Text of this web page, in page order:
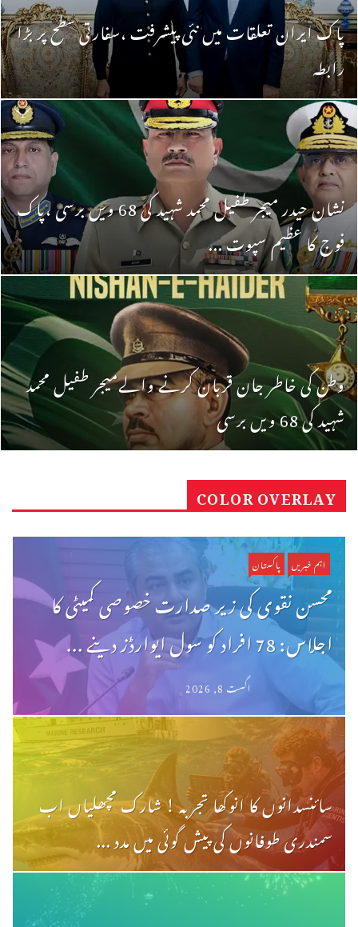
پاک ایران تعلقات میں نئی پیشرفت ،سفارتی سطح پر بڑا
رابطہ
نشان حیدر میجر طفیل محمد شہید کی 68 ویں برسی ،پاک
فوج کا عظیم سپوت ...
وطن کی خاطر جان قربان کرنے والےمیجر طفیل محمد
شہید کی 68 ویں برسی
COLOR OVERLAY
اہم خبریں پاکستان
محسن نقوی کی زیر صدارت خصوصی کمیٹی کا
اجلاس: 78 افراد کو سول ایوارڈز دینے ...
اگست 8, 2026
سائنسدانوں کا انوکھا تجربہ ! شارک مچھلیاں اب
سمندری طوفانوں کی پیش گوئی میں مدد ...